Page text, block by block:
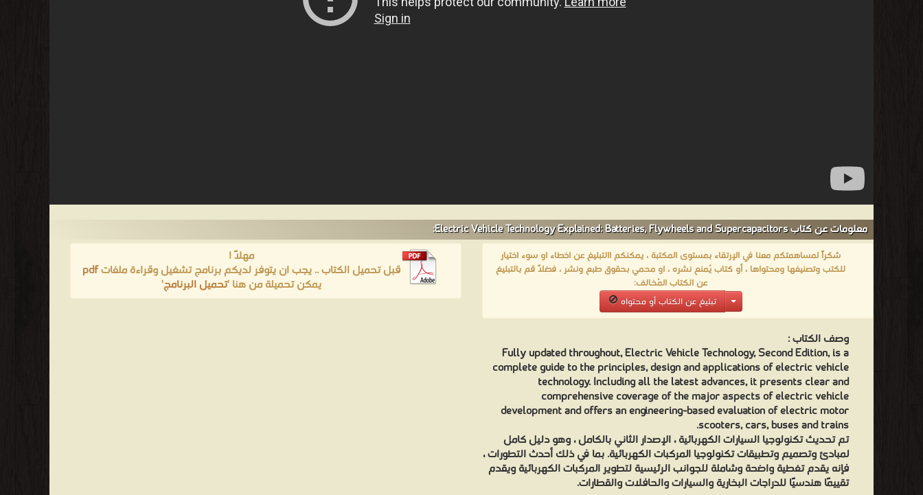
معلومات عن كتاب Electric Vehicle Technology Explained: Batteries, Flywheels and Supercapacitors:
شكراً لمساهمتكم معنا في الإرتقاء بمستوى المكتبة ، يمكنكم االتبليغ عن اخطاء او سوء اختيار
للكتب وتصنيفها ومحتواها ، أو كتاب يُمنع نشره ، او محمي بحقوق طبع ونشر ، فضلاً قم بالتبليغ
عن الكتاب المُخالف:
تبليغ عن الكتاب أو محتواه
وصف الكتاب :
Fully updated throughout, Electric Vehicle Technology, Second Edition, is a
complete guide to the principles, design and applications of electric vehicle
technology. Including all the latest advances, it presents clear and
comprehensive coverage of the major aspects of electric vehicle
development and offers an engineering-based evaluation of electric motor
scooters, cars, buses and trains.
تم تحديث تكنولوجيا السيارات الكهربائية ، الإصدار الثاني بالكامل ، وهو دليل كامل
لمبادئ وتصميم وتطبيقات تكنولوجيا المركبات الكهربائية. بما في ذلك أحدث التطورات ،
فإنه يقدم تغطية واضحة وشاملة للجوانب الرئيسية لتطوير المركبات الكهربائية ويقدم
تقييمًا هندسيًا للدراجات البخارية والسيارات والحافلات والقطارات.
مهلاً !
قبل تحميل الكتاب .. يجب ان يتوفر لديكم برنامج تشغيل وقراءة ملفاتpdf
يمكن تحميلة من هنا 'تحميل البرنامج'